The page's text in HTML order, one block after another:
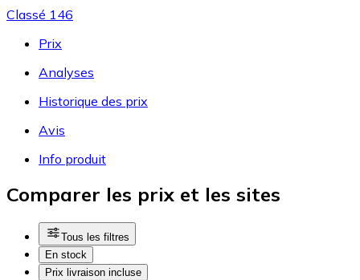
Classé 146
Prix
Analyses
Historique des prix
Avis
Info produit
Comparer les prix et les sites
Tous les filtres
En stock
Prix livraison incluse